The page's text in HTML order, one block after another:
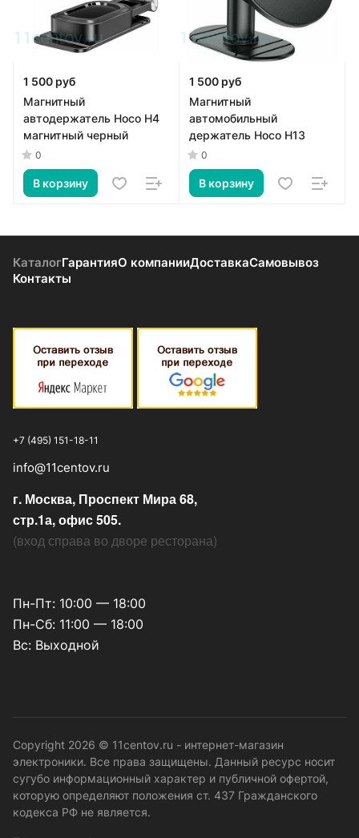
1 500 руб
Магнитный
автодержатель Hoco H4
магнитный черный
0
В корзину
1 500 руб
Магнитный
автомобильный
держатель Hoco H13
0
В корзину
КаталогГарантияО компанииДоставкаСамовывоз
Контакты
+7 (495) 151-18-11
info@11centov.ru
г. Москва, Проспект Мира 68,
стр.1а, офис 505.
(вход справа во дворе ресторана)
Пн-Пт: 10:00 — 18:00
Пн-Сб: 11:00 — 18:00
Вс: Выходной
Copyright 2026 © 11centov.ru - интернет-магазин
электроники. Все права защищены. Данный ресурс носит
сугубо информационный характер и публичной офертой,
которую определяют положения ст. 437 Гражданского
кодекса РФ не является.